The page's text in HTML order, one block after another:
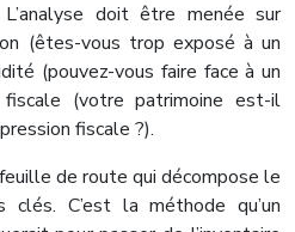
L’analyse doit être menée sur
(êtes-vous trop exposé à un
(pouvez-vous faire face à un
fiscale (votre patrimoine est-il
fiscale ?).
de route qui décompose le
clés. C’est la méthode qu’un